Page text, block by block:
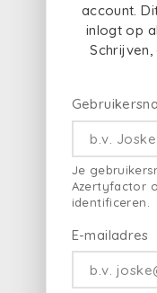
account.
inlogt op
Je
Azertyfactor
identificeren.
E-mailadres